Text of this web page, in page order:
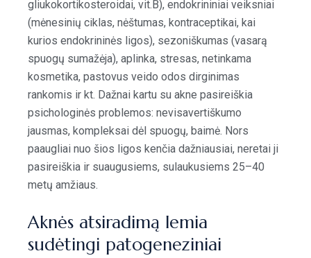
gliukokortikosteroidai, vit.B), endokrininiai veiksniai
(mėnesinių ciklas, nėštumas, kontraceptikai, kai
kurios endokrininės ligos), sezoniškumas (vasarą
spuogų sumažėja), aplinka, stresas, netinkama
kosmetika, pastovus veido odos dirginimas
rankomis ir kt. Dažnai kartu su akne pasireiškia
psichologinės problemos: nevisavertiškumo
jausmas, kompleksai dėl spuogų, baimė. Nors
paaugliai nuo šios ligos kenčia dažniausiai, neretai ji
pasireiškia ir suaugusiems, sulaukusiems 25–40
metų amžiaus.
Aknės atsiradimą lemia
sudėtingi patogeneziniai